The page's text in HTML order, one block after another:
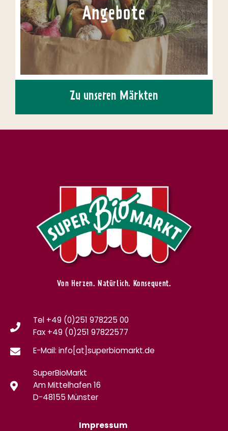
Angebote
Zu unseren Märkten
Von Herzen. Natürlich. Konsequent.
Tel +49 (0)251 978225 00
Fax +49 (0)251 97822577
E-Mail: info[at]superbiomarkt.de
SuperBioMarkt
Am Mittelhafen 16
D-48155 Münster
Impressum